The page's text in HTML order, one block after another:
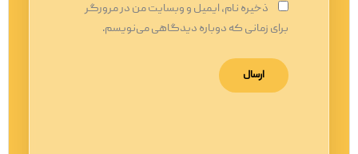
ذخیره نام، ایمیل و وبسایت من در مرورگر
برای زمانی که دوباره دیدگاهی می‌نویسم.